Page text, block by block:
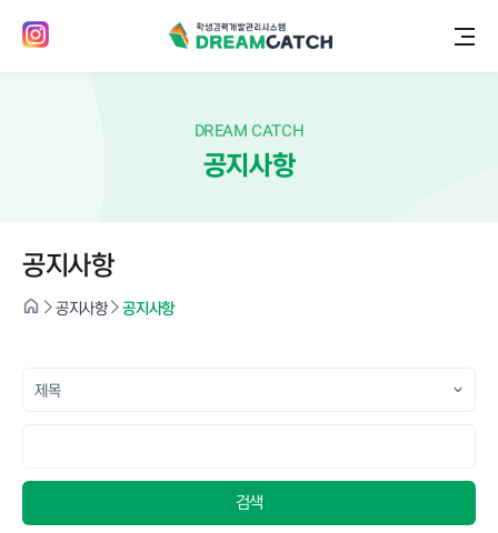
DREAM CATCH
공지사항
공지사항
공지사항 공지사항
검색